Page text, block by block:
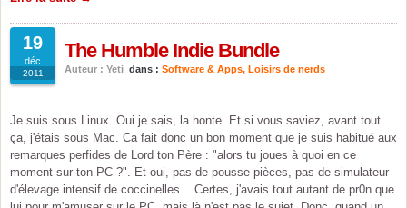
19
déc
2011
The Humble Indie Bundle
Auteur : Yeti dans : Software & Apps, Loisirs de nerds
Je suis sous Linux. Oui je sais, la honte. Et si vous saviez, avant tout
ça, j'étais sous Mac. Ca fait donc un bon moment que je suis habitué aux
remarques perfides de Lord ton Père : "alors tu joues à quoi en ce
moment sur ton PC ?". Et oui, pas de pousse-pièces, pas de simulateur
d'élevage intensif de coccinelles... Certes, j'avais tout autant de pr0n que